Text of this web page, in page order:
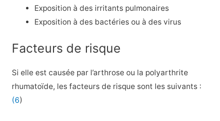
Exposition à des irritants pulmonaires
Exposition à des bactéries ou à des virus
Facteurs de risque
Si elle est causée par l’arthrose ou la polyarthrite
rhumatoïde, les facteurs de risque sont les suivants :
(6)